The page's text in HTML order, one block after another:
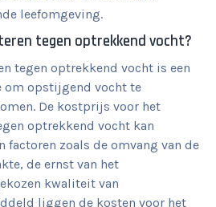
leefomgeving.
tegen optrekkend vocht?
tegen optrekkend vocht is een
om opstijgend vocht te
De kostprijs voor het
optrekkend vocht kan
factoren zoals de omvang van de
de ernst van het
kwaliteit van
liggen de kosten voor het